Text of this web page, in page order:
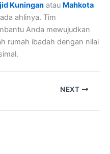
Kuningan atau Mahkota
ahlinya. Tim
Anda mewujudkan
rumah ibadah dengan nilai
NEXT